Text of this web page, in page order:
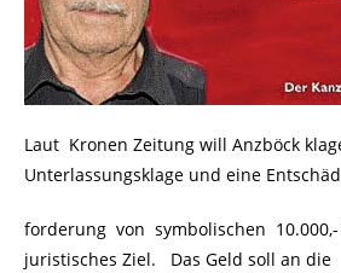
Laut Kronen Zeitung will Anzböck
Unterlassungsklage und eine
forderung von symbolischen
juristisches Ziel. Das Geld soll an die